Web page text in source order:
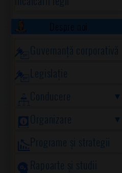
Despre noi
Guvernanță corporativă
Legislație
Conducere
Organizare
Programe și strategii
Rapoarte și studii